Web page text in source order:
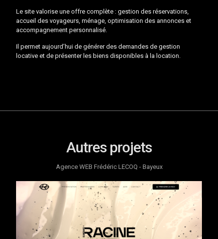
Le site valorise une offre complète : gestion des réservations,
accueil des voyageurs, ménage, optimisation des annonces et
accompagnement personnalisé.
Il permet aujourd’hui de générer des demandes de gestion
locative et de présenter les biens disponibles à la location.
Autres projets
Agence WEB Frédéric LECOQ - Bayeux